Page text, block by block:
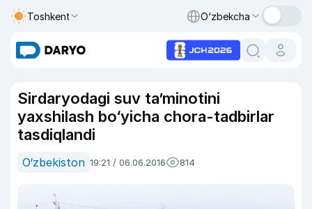
Toshkent O‘zbekcha
Sirdaryodagi suv ta’minotini
yaxshilash bo‘yicha chora-tadbirlar
tasdiqlandi
O‘zbekiston 19:21 / 06.06.2016 814